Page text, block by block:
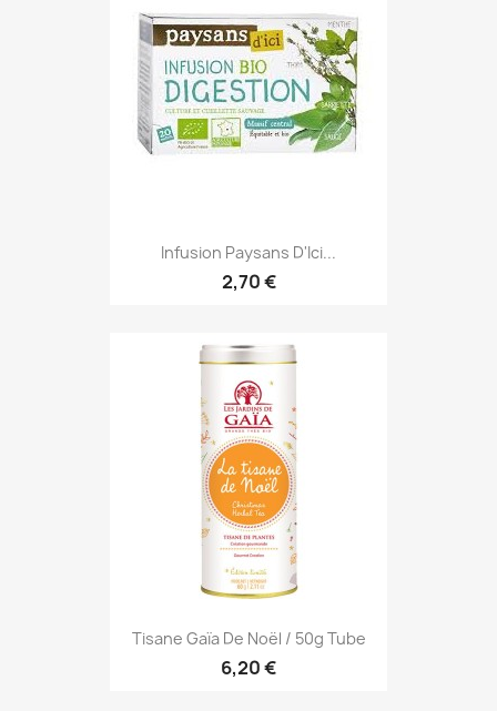
Infusion Paysans D'Ici...
2,70 €
Tisane Gaïa De Noël / 50g Tube
6,20 €